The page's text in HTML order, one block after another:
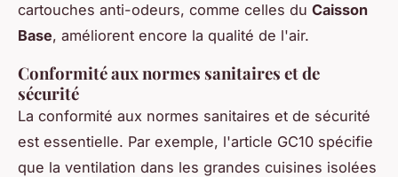
cartouches anti-odeurs, comme celles du Caisson
Base, améliorent encore la qualité de l'air.
Conformité aux normes sanitaires et de
sécurité
La conformité aux normes sanitaires et de sécurité
est essentielle. Par exemple, l'article GC10 spécifie
que la ventilation dans les grandes cuisines isolées